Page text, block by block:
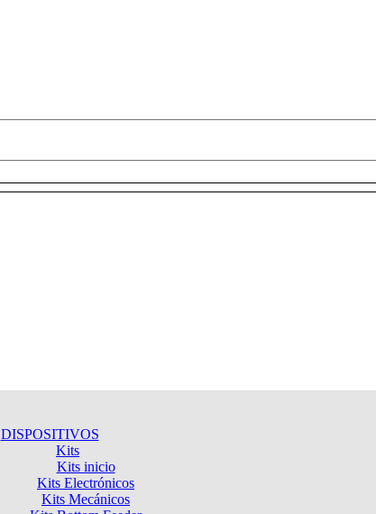
DISPOSITIVOS
Kits
Kits inicio
Kits Electrónicos
Kits Mecánicos